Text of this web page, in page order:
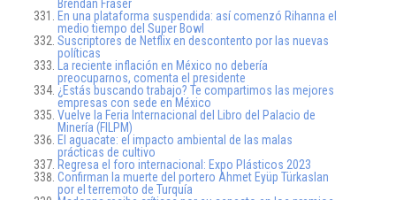
Brendan Fraser
En una plataforma suspendida: así comenzó Rihanna el
medio tiempo del Super Bowl
Suscriptores de Netflix en descontento por las nuevas
políticas
La reciente inflación en México no debería
preocuparnos, comenta el presidente
¿Estás buscando trabajo? Te compartimos las mejores
empresas con sede en México
Vuelve la Feria Internacional del Libro del Palacio de
Minería (FILPM)
El aguacate: el impacto ambiental de las malas
prácticas de cultivo
Regresa el foro internacional: Expo Plásticos 2023
Confirman la muerte del portero Ahmet Eyüp Türkaslan
por el terremoto de Turquía